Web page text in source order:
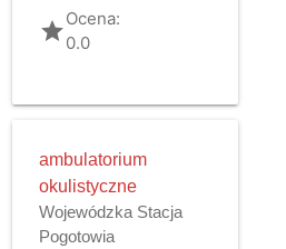
gradeOcena:
0.0
ambulatorium
okulistyczne
Wojewódzka Stacja
Pogotowia